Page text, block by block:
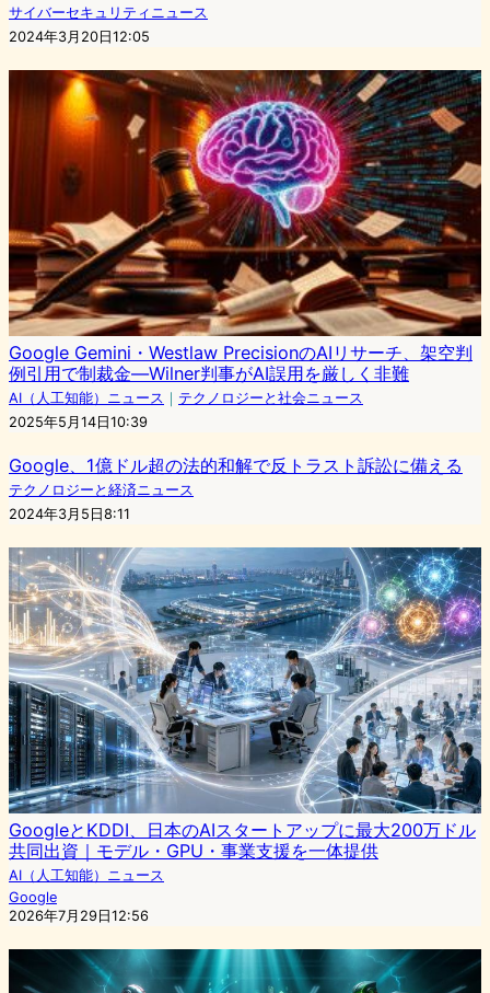
サイバーセキュリティニュース
2024年3月20日12:05
Google Gemini・Westlaw PrecisionのAIリサーチ、架空判
例引用で制裁金―Wilner判事がAI誤用を厳しく非難
AI（人工知能）ニュース ｜ テクノロジーと社会ニュース
2025年5月14日10:39
Google、1億ドル超の法的和解で反トラスト訴訟に備える
テクノロジーと経済ニュース
2024年3月5日8:11
GoogleとKDDI、日本のAIスタートアップに最大200万ドル
共同出資｜モデル・GPU・事業支援を一体提供
AI（人工知能）ニュース
Google
2026年7月29日12:56